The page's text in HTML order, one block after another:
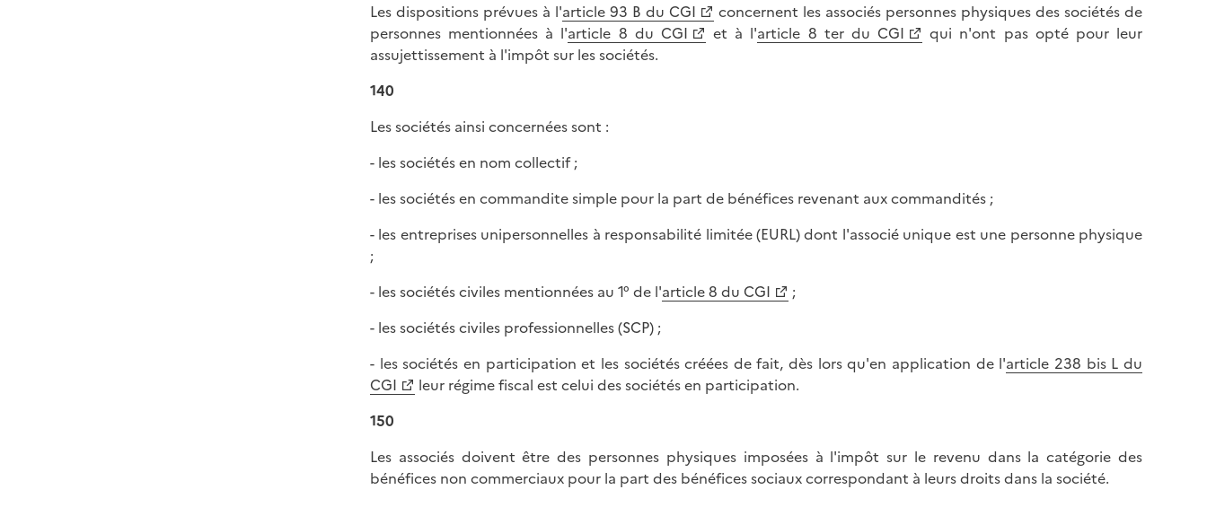
Les dispositions prévues à l'article 93 B du CGI
concernent les associés personnes physiques des sociétés de
personnes mentionnées à l'article 8 du CGI et à l'article 8 ter du CGI
qui n'ont pas opté pour leur
assujettissement à l'impôt sur les sociétés.
140
Les sociétés ainsi concernées sont :
- les sociétés en nom collectif ;
- les sociétés en commandite simple pour la part de bénéfices revenant aux commandités ;
- les entreprises unipersonnelles à responsabilité limitée (EURL) dont l'associé unique est une personne physique
;
- les sociétés civiles mentionnées au 1° de l'article 8 du CGI
;
- les sociétés civiles professionnelles (SCP) ;
- les sociétés en participation et les sociétés créées de fait, dès lors qu'en application de l'article 238 bis L du
CGI
leur régime fiscal est celui des sociétés en participation.
150
Les associés doivent être des personnes physiques imposées à l'impôt sur le revenu dans la catégorie des
bénéfices non commerciaux pour la part des bénéfices sociaux correspondant à leurs droits dans la société.